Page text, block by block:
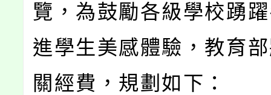
覽，為鼓勵各級學校踴
進學生美感體驗，教育
關經費，規劃如下：